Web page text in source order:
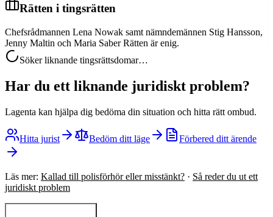
Rätten i tingsrätten
Chefsrådmannen Lena Nowak samt nämndemännen Stig Hansson,
Jenny Maltin och Maria Saber Rätten är enig.
Söker liknande tingsrättsdomar…
Har du ett liknande juridiskt problem?
Lagenta kan hjälpa dig bedöma din situation och hitta rätt ombud.
Hitta jurist Bedöm ditt läge Förbered ditt ärende
Läs mer: Kallad till polisförhör eller misstänkt? · Så reder du ut ett
juridiskt problem